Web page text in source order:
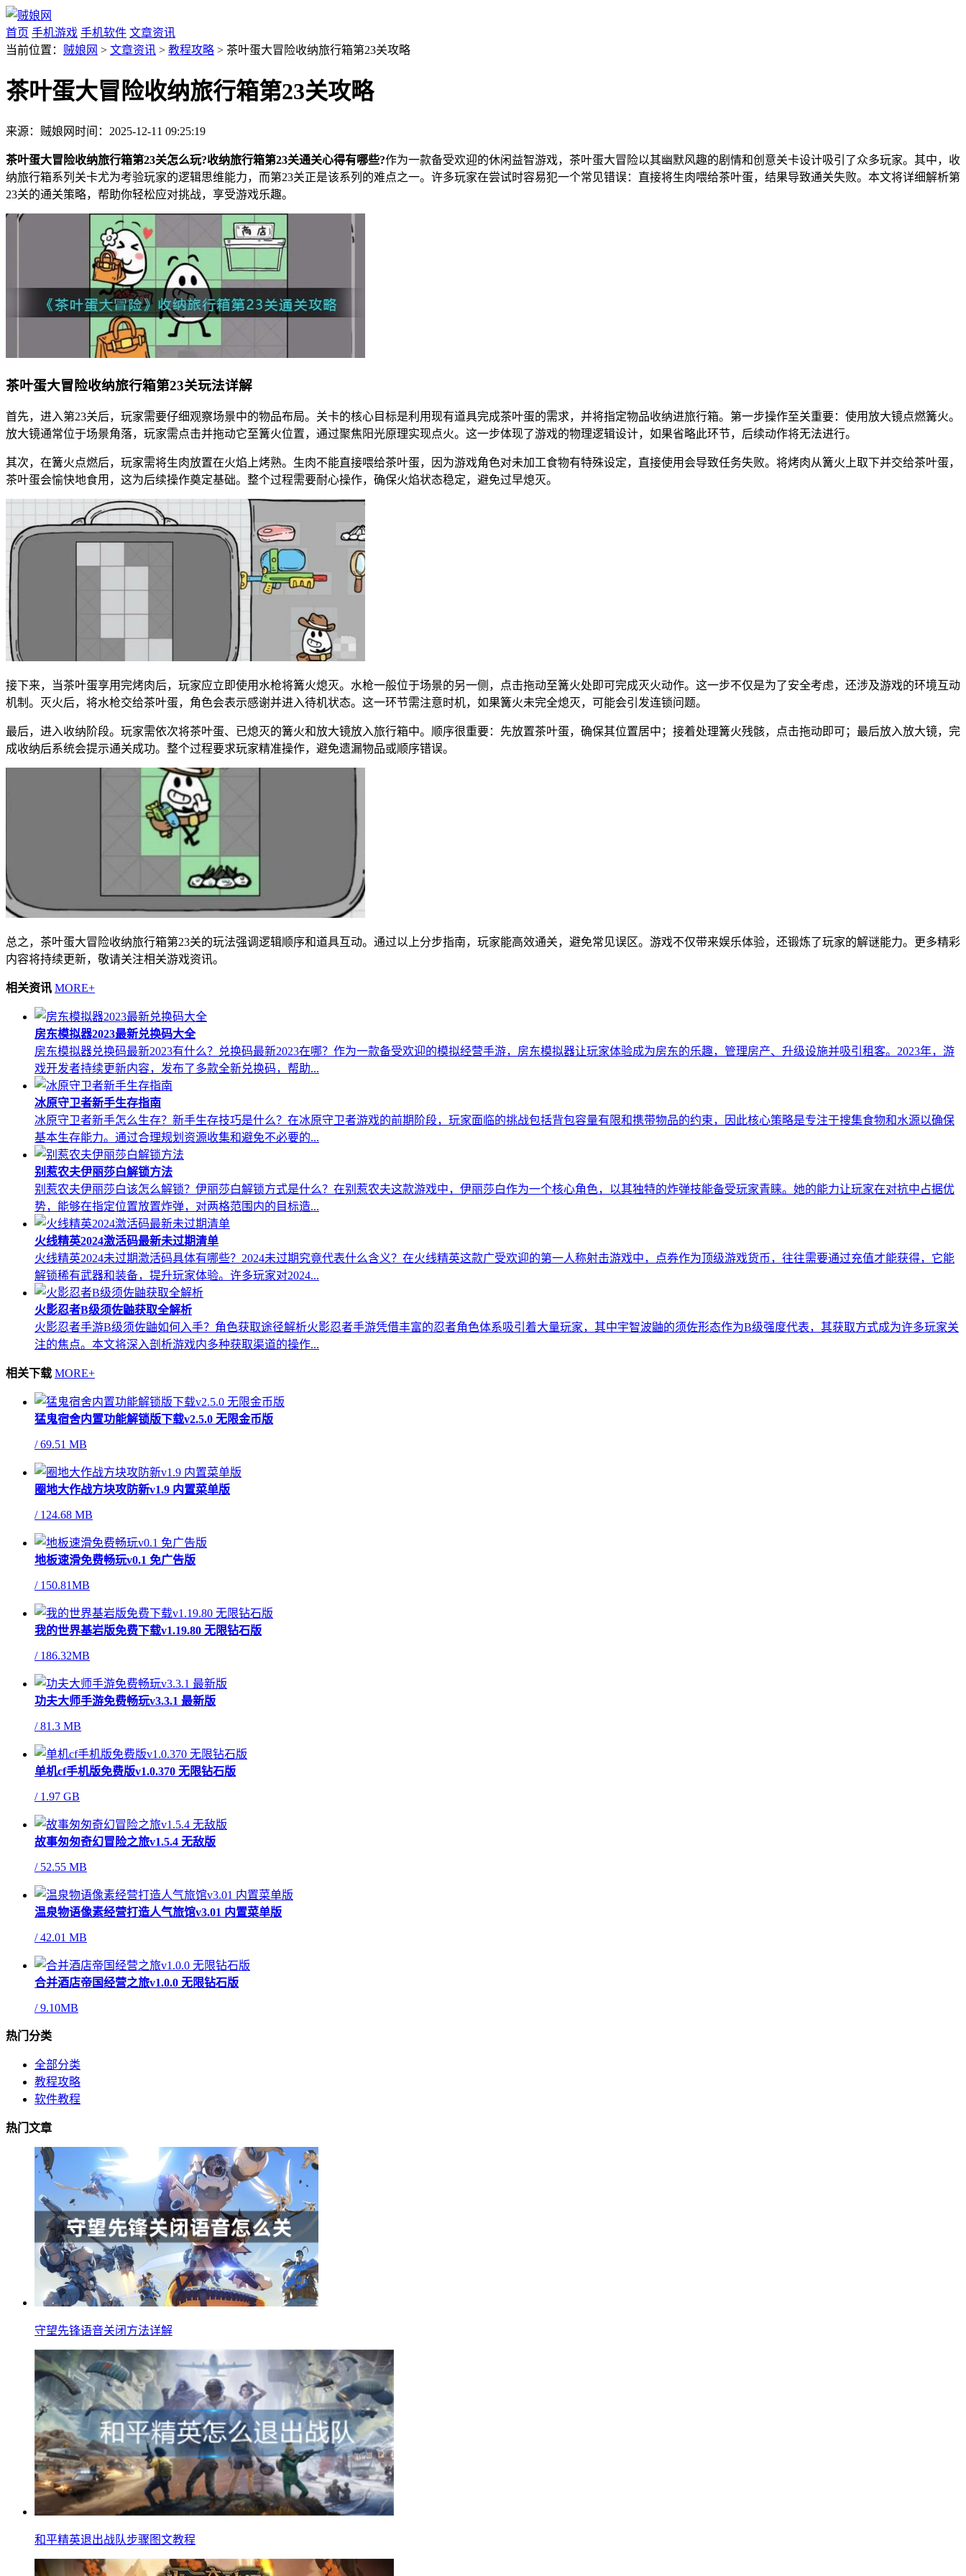
首页 手机游戏 手机软件 文章资讯
当前位置： 贼娘网 > 文章资讯 > 教程攻略 > 茶叶蛋大冒险收纳旅行箱第23关攻略
茶叶蛋大冒险收纳旅行箱第23关攻略
来源：贼娘网 时间：2025-12-11 09:25:19
茶叶蛋大冒险收纳旅行箱第23关怎么玩?收纳旅行箱第23关通关心得有哪些?作为一款备受欢迎的休闲益智游戏，茶叶蛋大冒险以其幽默风趣的剧情和创意关卡设计吸引了众多玩家。其中，收
纳旅行箱系列关卡尤为考验玩家的逻辑思维能力，而第23关正是该系列的难点之一。许多玩家在尝试时容易犯一个常见错误：直接将生肉喂给茶叶蛋，结果导致通关失败。本文将详细解析第
23关的通关策略，帮助你轻松应对挑战，享受游戏乐趣。
茶叶蛋大冒险收纳旅行箱第23关玩法详解
首先，进入第23关后，玩家需要仔细观察场景中的物品布局。关卡的核心目标是利用现有道具完成茶叶蛋的需求，并将指定物品收纳进旅行箱。第一步操作至关重要：使用放大镜点燃篝火。
放大镜通常位于场景角落，玩家需点击并拖动它至篝火位置，通过聚焦阳光原理实现点火。这一步体现了游戏的物理逻辑设计，如果省略此环节，后续动作将无法进行。
其次，在篝火点燃后，玩家需将生肉放置在火焰上烤熟。生肉不能直接喂给茶叶蛋，因为游戏角色对未加工食物有特殊设定，直接使用会导致任务失败。将烤肉从篝火上取下并交给茶叶蛋，
茶叶蛋会愉快地食用，这为后续操作奠定基础。整个过程需要耐心操作，确保火焰状态稳定，避免过早熄灭。
接下来，当茶叶蛋享用完烤肉后，玩家应立即使用水枪将篝火熄灭。水枪一般位于场景的另一侧，点击拖动至篝火处即可完成灭火动作。这一步不仅是为了安全考虑，还涉及游戏的环境互动
机制。灭火后，将水枪交给茶叶蛋，角色会表示感谢并进入待机状态。这一环节需注意时机，如果篝火未完全熄灭，可能会引发连锁问题。
最后，进入收纳阶段。玩家需依次将茶叶蛋、已熄灭的篝火和放大镜放入旅行箱中。顺序很重要：先放置茶叶蛋，确保其位置居中；接着处理篝火残骸，点击拖动即可；最后放入放大镜，完
成收纳后系统会提示通关成功。整个过程要求玩家精准操作，避免遗漏物品或顺序错误。
总之，茶叶蛋大冒险收纳旅行箱第23关的玩法强调逻辑顺序和道具互动。通过以上分步指南，玩家能高效通关，避免常见误区。游戏不仅带来娱乐体验，还锻炼了玩家的解谜能力。更多精彩
内容将持续更新，敬请关注相关游戏资讯。
相关资讯 MORE+
房东模拟器2023最新兑换码大全
房东模拟器兑换码最新2023有什么？兑换码最新2023在哪？作为一款备受欢迎的模拟经营手游，房东模拟器让玩家体验成为房东的乐趣，管理房产、升级设施并吸引租客。2023年，游
戏开发者持续更新内容，发布了多款全新兑换码，帮助...
冰原守卫者新手生存指南
冰原守卫者新手怎么生存？新手生存技巧是什么？在冰原守卫者游戏的前期阶段，玩家面临的挑战包括背包容量有限和携带物品的约束，因此核心策略是专注于搜集食物和水源以确保
基本生存能力。通过合理规划资源收集和避免不必要的...
别惹农夫伊丽莎白解锁方法
别惹农夫伊丽莎白该怎么解锁？伊丽莎白解锁方式是什么？在别惹农夫这款游戏中，伊丽莎白作为一个核心角色，以其独特的炸弹技能备受玩家青睐。她的能力让玩家在对抗中占据优
势，能够在指定位置放置炸弹，对两格范围内的目标造...
火线精英2024激活码最新未过期清单
火线精英2024未过期激活码具体有哪些？2024未过期究竟代表什么含义？在火线精英这款广受欢迎的第一人称射击游戏中，点券作为顶级游戏货币，往往需要通过充值才能获得，它能
解锁稀有武器和装备，提升玩家体验。许多玩家对2024...
火影忍者B级须佐鼬获取全解析
火影忍者手游B级须佐鼬如何入手？角色获取途径解析火影忍者手游凭借丰富的忍者角色体系吸引着大量玩家，其中宇智波鼬的须佐形态作为B级强度代表，其获取方式成为许多玩家关
注的焦点。本文将深入剖析游戏内多种获取渠道的操作...
相关下载 MORE+
猛鬼宿舍内置功能解锁版下载v2.5.0 无限金币版
/69.51 MB
圈地大作战方块攻防新v1.9 内置菜单版
/124.68 MB
地板速滑免费畅玩v0.1 免广告版
/150.81MB
我的世界基岩版免费下载v1.19.80 无限钻石版
/186.32MB
功夫大师手游免费畅玩v3.3.1 最新版
/81.3 MB
单机cf手机版免费版v1.0.370 无限钻石版
/1.97 GB
故事匆匆奇幻冒险之旅v1.5.4 无敌版
/52.55 MB
温泉物语像素经营打造人气旅馆v3.01 内置菜单版
/42.01 MB
合并酒店帝国经营之旅v1.0.0 无限钻石版
/9.10MB
热门分类
全部分类
教程攻略
软件教程
热门文章
守望先锋语音关闭方法详解
和平精英退出战队步骤图文教程